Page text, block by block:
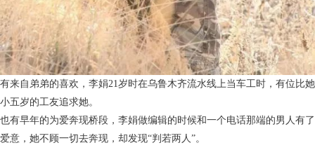
有来自弟弟的喜欢，李娟21岁时在乌鲁木齐流水线上当车工时，有位比她
小五岁的工友追求她。
也有早年的为爱奔现桥段，李娟做编辑的时候和一个电话那端的男人有了
爱意，她不顾一切去奔现，却发现“判若两人”。